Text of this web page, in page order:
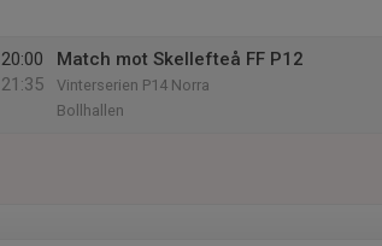
20:00
21:35
Match mot Skellefteå FF P12
Vinterserien P14 Norra
Bollhallen